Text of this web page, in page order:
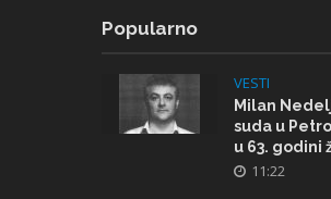
Popularno
VESTI
Milan
suda u
u 63. godini
11:22